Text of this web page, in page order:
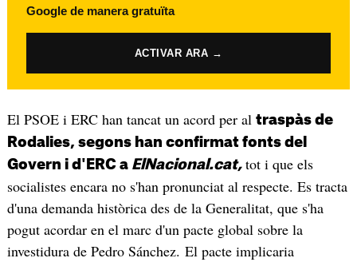
Google de manera gratuïta
ACTIVAR ARA →
El PSOE i ERC han tancat un acord per al traspàs de
Rodalies, segons han confirmat fonts del
Govern i d'ERC a ElNacional.cat, tot i que els
socialistes encara no s'han pronunciat al respecte. Es tracta
d'una demanda històrica des de la Generalitat, que s'ha
pogut acordar en el marc d'un pacte global sobre la
investidura de Pedro Sánchez. El pacte implicaria